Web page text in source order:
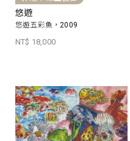
悠遊
悠遊五彩魚，2009
NT$ 18,000